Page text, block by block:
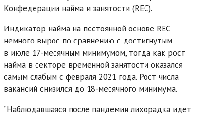
Конфедерации найма и занятости (REC).
Индикатор найма на постоянной основе REC
немного вырос по сравнению с достигнутым
в июле 17-месячным минимумом, тогда как рост
найма в секторе временной занятости оказался
самым слабым с февраля 2021 года. Рост числа
вакансий снизился до 18-месячного минимума.
“Наблюдавшаяся после пандемии лихорадка идет